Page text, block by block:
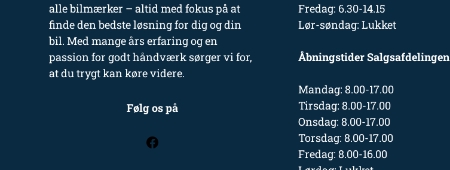
alle bilmærker – altid med fokus på at
finde den bedste løsning for dig og din
bil. Med mange års erfaring og en
passion for godt håndværk sørger vi for,
at du trygt kan køre videre.
Følg os på
Fredag: 6.30-14.15
Lør-søndag: Lukket
Åbningstider Salgsafdelingen
Mandag: 8.00-17.00
Tirsdag: 8.00-17.00
Onsdag: 8.00-17.00
Torsdag: 8.00-17.00
Fredag: 8.00-16.00